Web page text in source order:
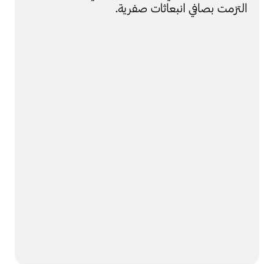
التزمت بصافي انبعاثات صفرية.